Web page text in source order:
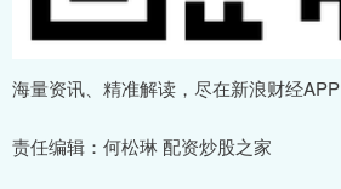
海量资讯、精准解读，尽在新浪财经APP
责任编辑：何松琳 配资炒股之家